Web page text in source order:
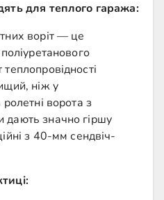
для теплого гаража:
воріт — це
ніж у
ролетні ворота з
дають значно гіршу
з 40-мм сендвіч-